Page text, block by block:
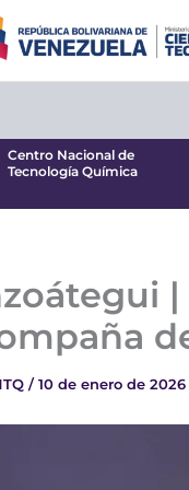
Tecnología Química
Centro Nacional de
Tecnología Química
|
/10 de enero de 2026